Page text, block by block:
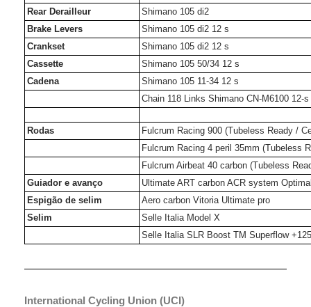
Rear Derailleur
Shimano 105 di2
Brake Levers
Shimano 105 di2 12 s
Crankset
Shimano 105 di2 12 s
Cassette
Shimano 105 50/34 12 s
Cadena
Shimano 105 11-34 12 s
Chain 118 Links Shimano CN-M6100 12-s
Rodas
Fulcrum Racing 900 (Tubeless Ready /
Fulcrum Racing 4 peril 35mm (Tubeless
Fulcrum Airbeat 40 carbon (Tubeless
Guiador e avanço
Ultimate ART carbon ACR system
Espigão de selim
Aero carbon Vitoria Ultimate pro
Selim
Selle Italia Model X
Selle Italia SLR Boost TM Superflow
International Cycling Union (UCI)